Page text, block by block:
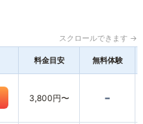
スクロールできます →
料金目安 無料体験
3,800円〜 -